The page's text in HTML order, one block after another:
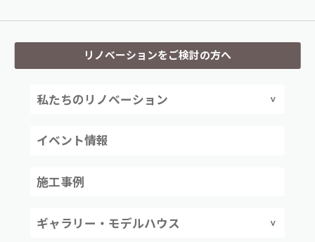
リノベーションをご検討の方へ
私たちのリノベーション
イベント情報
施工事例
ギャラリー・モデルハウス